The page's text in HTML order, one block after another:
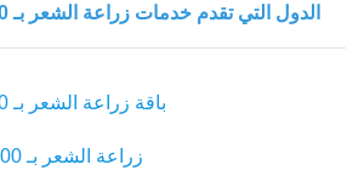
الدول التي تقدم خدمات زراعة الشعر بـ 4000 طعمة فأكثر
باقة زراعة الشعر بـ 4000 طعمة في بورتو
زراعة الشعر بـ 4000 طعمة في بانكوك